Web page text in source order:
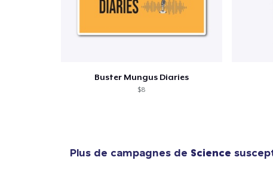
Buster Mungus Diaries
$8
Plus de campagnes de Science